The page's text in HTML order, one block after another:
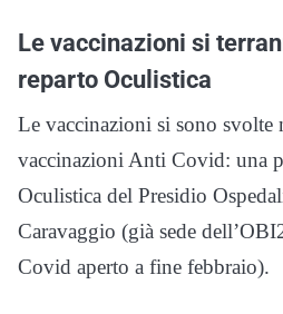
Le vaccinazioni si
reparto Oculistica
Le vaccinazioni si sono svolte
vaccinazioni Anti Covid: una
Oculistica del Presidio
Caravaggio (già sede
Covid aperto a fine febbraio).